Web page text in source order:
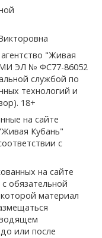
"Живая
ЭЛ № ФС77-86052
службой по
технологий и
18+
на сайте
Кубань"
с
на сайте
обязательной
материал
или после